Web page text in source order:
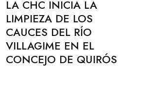
LA CHC INICIA LA
LIMPIEZA DE LOS
CAUCES DEL RÍO
VILLAGIME EN EL
CONCEJO DE QUIRÓS